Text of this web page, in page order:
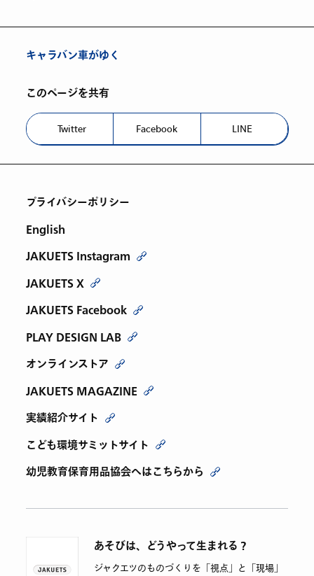
キャラバン車がゆく
このページを共有
Twitter Facebook LINE
プライバシーポリシー
English
JAKUETS Instagram
JAKUETS X
JAKUETS Facebook
PLAY DESIGN LAB
オンラインストア
JAKUETS MAGAZINE
実績紹介サイト
こども環境サミットサイト
幼児教育保育用品協会へはこちらから
あそびは、どうやって生まれる？
ジャクエツのものづくりを「視点」と「現場」